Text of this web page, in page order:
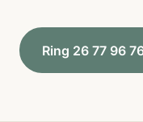
Ring 26 77 96